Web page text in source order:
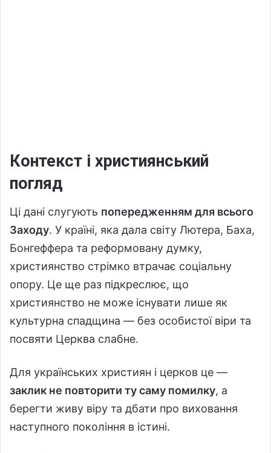
Контекст і християнський
погляд
Ці дані слугують попередженням для всього
Заходу. У країні, яка дала світу Лютера, Баха,
Бонгеффера та реформовану думку,
християнство стрімко втрачає соціальну
опору. Це ще раз підкреслює, що
християнство не може існувати лише як
культурна спадщина — без особистої віри та
посвяти Церква слабне.
Для українських християн і церков це —
заклик не повторити ту саму помилку, а
берегти живу віру та дбати про виховання
наступного покоління в істині.